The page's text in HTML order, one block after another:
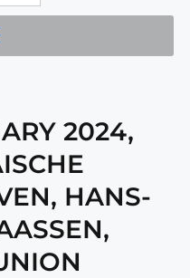
2024,
, HANS-
,